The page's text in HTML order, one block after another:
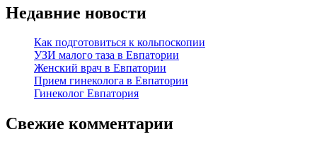
Недавние новости
Как подготовиться к кольпоскопии
УЗИ малого таза в Евпатории
Женский врач в Евпатории
Прием гинеколога в Евпатории
Гинеколог Евпатория
Свежие комментарии